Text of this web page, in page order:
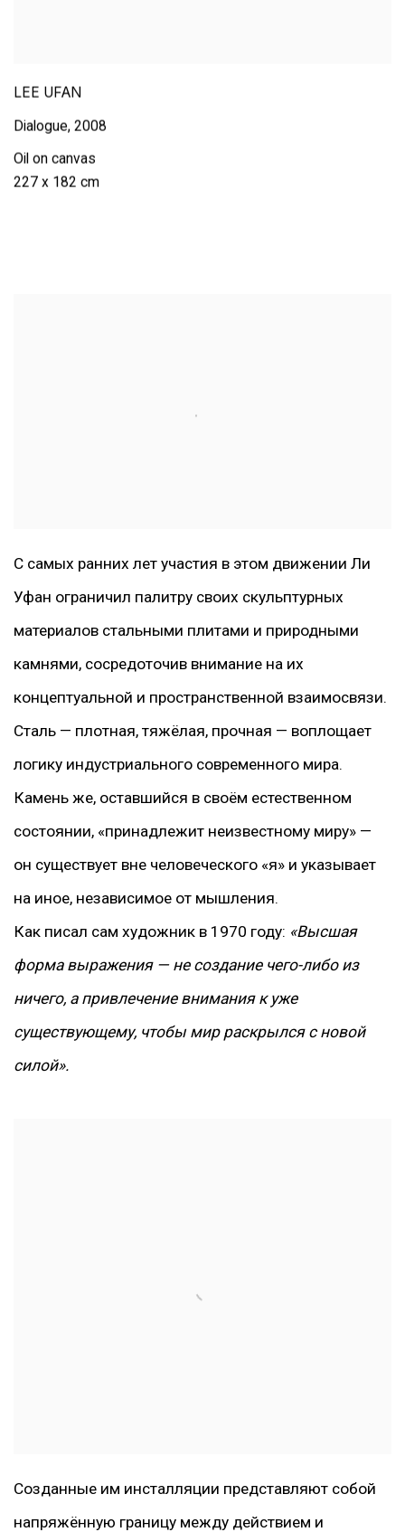
LEE UFAN
Dialogue, 2008
Oil on canvas
227 x 182 cm
С самых ранних лет участия в этом движении Ли
Уфан ограничил палитру своих скульптурных
материалов стальными плитами и природными
камнями, сосредоточив внимание на их
концептуальной и пространственной взаимосвязи.
Сталь — плотная, тяжёлая, прочная — воплощает
логику индустриального современного мира.
Камень же, оставшийся в своём естественном
состоянии, «принадлежит неизвестному миру» —
он существует вне человеческого «я» и указывает
на иное, независимое от мышления.
Как писал сам художник в 1970 году: «Высшая
форма выражения — не создание чего-либо из
ничего, а привлечение внимания к уже
существующему, чтобы мир раскрылся с новой
силой».
Созданные им инсталляции представляют собой
напряжённую границу между действием и